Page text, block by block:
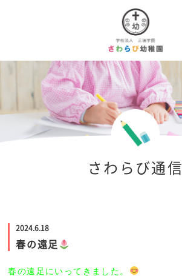
さわらび通信
2024.6.18
春の遠足
春の遠足にいってきました。